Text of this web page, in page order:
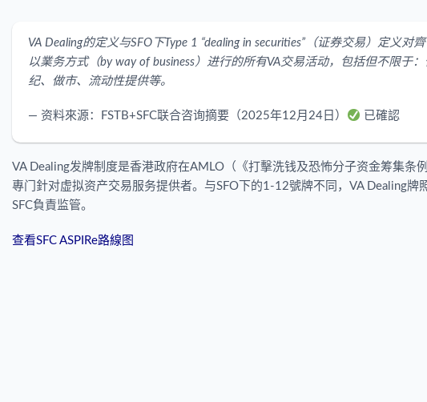
VA Dealing的定义与SFO下Type 1 “dealing in securities”（证券交易）定义对
以業务方式（by way of business）进行的所有VA交易活动，包括但不限于
纪、做市、流动性提供等。
— 资料來源：FSTB+SFC联合咨询摘要（2025年12月24日） 已確認
VA Dealing发牌制度是香港政府在AMLO（《打擊洗钱及恐怖分子资金筹集条
專门針对虚拟资产交易服务提供者。与SFO下的1-12號牌不同，VA Dealing牌
SFC負責监管。
查看SFC ASPIRe路線图